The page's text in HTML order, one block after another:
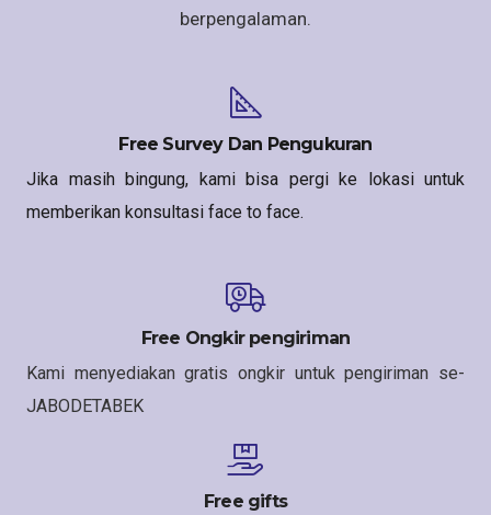
berpengalaman.
Free Survey Dan Pengukuran
Jika masih bingung, kami bisa pergi ke lokasi untuk
memberikan konsultasi face to face.
Free Ongkir pengiriman
Kami menyediakan gratis ongkir untuk pengiriman se-
JABODETABEK
Free gifts